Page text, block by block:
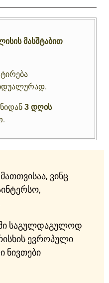
მასშტაბით
3 დღის
ვინც
საგულდაგულოდ
ევროპული
ნივთები